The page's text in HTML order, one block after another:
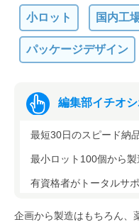
小ロット 国内工
パッケージデザイン
編集部イチオ
最短30日のスピード納
最小ロット100個から製
有資格者がトータルサ
企画から製造はもちろん、